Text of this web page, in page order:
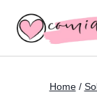
content
Home /